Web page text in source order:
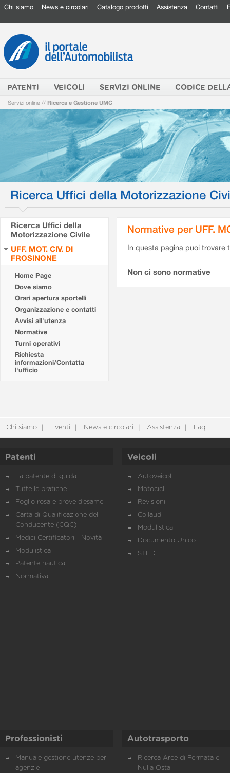
Chi siamo News e circolari Catalogo prodotti Assistenza Contatti
PATENTI VEICOLI SERVIZI ONLINE CODICE
Servizi online // Ricerca e Gestione UMC
Ricerca Uffici della Motorizzazione
Ricerca Uffici della
Motorizzazione Civile
UFF. MOT. CIV. DI
FROSINONE
Home Page
Dove siamo
Orari apertura sportelli
Organizzazione e contatti
Avvisi all'utenza
Normative
Turni operativi
Richiesta
informazioni/Contatta
l'ufficio
Normative per UFF.
In questa pagina puoi
Non ci sono normative
Chi siamo Eventi News e circolari Assistenza Faq
Patenti
La patente di guida
Tutte le pratiche
Foglio rosa e prove d’esame
Carta di Qualificazione del
Conducente (CQC)
Medici Certificatori - Novità
Modulistica
Patente nautica
Normativa
Veicoli
Autoveicoli
Motocicli
Revisioni
Collaudi
Modulistica
Documento Unico
STED
Professionisti
Manuale gestione utenze per
agenzie
Autotrasporto
Ricerca Aree di Fermata e
Nulla Osta